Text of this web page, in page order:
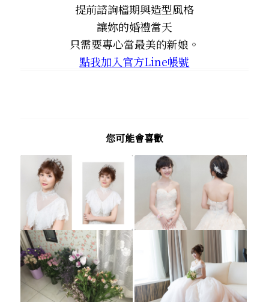
提前諮詢檔期與造型風格
讓妳的婚禮當天
只需要專心當最美的新娘。
點我加入官方Line帳號
您可能會喜歡